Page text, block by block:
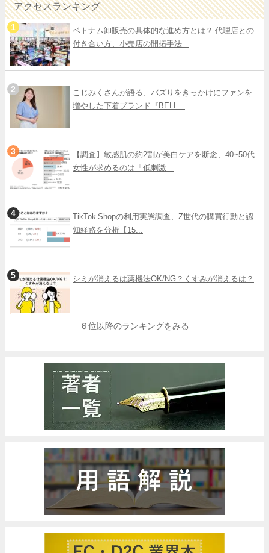
アクセスランキング
ベトナム卸販売の具体的な進め方とは？ 代理店との
付き合い方、小売店の開拓手法...
こじみくさんが語る、バズりをきっかけにファンを
増やした下着ブランド『BELL...
【調査】敏感肌の約2割が美白ケアを断念、40~50代
女性が求めるのは「低刺激...
TikTok Shopの利用実態調査、Z世代の購買行動と認
知経路を分析【15...
シミが消えるは薬機法OK/NG？くすみが消えるは？
６位以降のランキングをみる